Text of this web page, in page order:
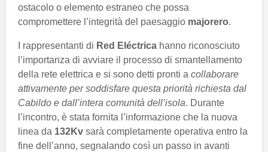
ostacolo o elemento estraneo che possa
compromettere l’integrità del paesaggio majorero.
I rappresentanti di Red Eléctrica hanno riconosciuto
l’importanza di avviare il processo di smantellamento
della rete elettrica e si sono detti pronti a collaborare
attivamente per soddisfare questa priorità richiesta dal
Cabildo e dall’intera comunità dell’isola. Durante
l’incontro, è stata fornita l’informazione che la nuova
linea da 132Kv sarà completamente operativa entro la
fine dell’anno, segnalando così un passo in avanti